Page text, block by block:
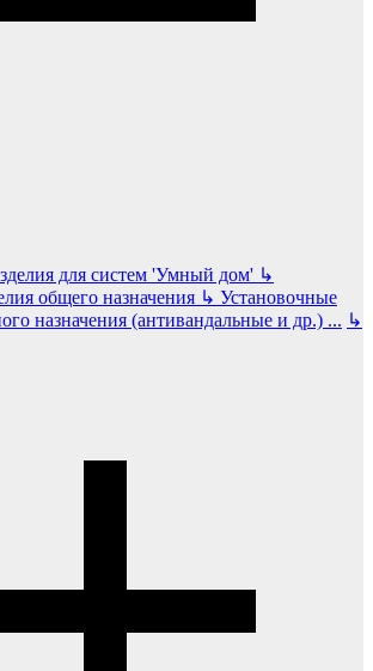
для систем 'Умный дом' ↳
общего назначения ↳ Установочные
назначения (антивандальные и др.) ... ↳